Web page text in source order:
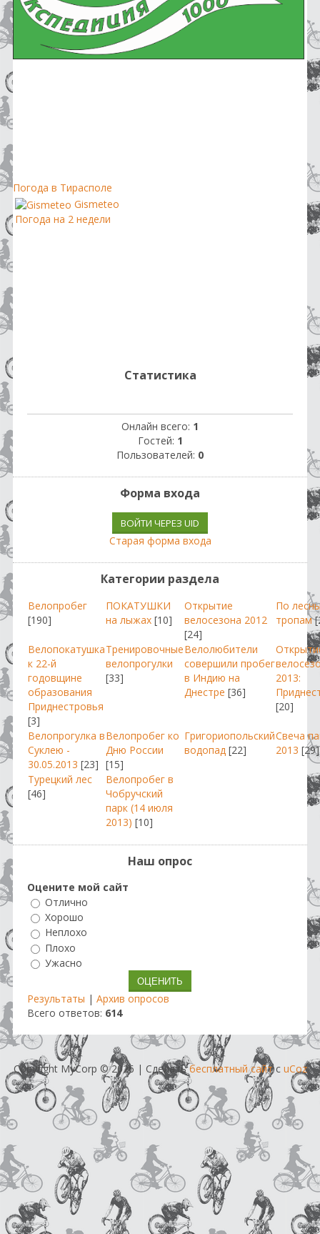
Погода в Тирасполе
Gismeteo
Погода на 2 недели
Статистика
Онлайн всего: 1
Гостей: 1
Пользователей: 0
Форма входа
ВОЙТИ ЧЕРЕЗ UID
Старая форма входа
Категории раздела
Велопробег
[190]
ПОКАТУШКИ
на лыжах [10]
Открытие
велосезона 2012
[24]
По
тропам
Велопокатушка
к 22-й
годовщине
образования
Приднестровья
[3]
Тренировочные
велопрогулки
[33]
Велолюбители
совершили пробег
в Индию на
Днестре [36]
2013:
[20]
Велопрогулка в
Суклею -
30.05.2013 [23]
Велопробег ко
Дню России
[15]
Григориопольский
водопад [22]
Свеча
2013 [29]
Турецкий лес
[46]
Велопробег в
Чобручский
парк (14 июля
2013) [10]
Наш опрос
Оцените мой сайт
Отлично
Хорошо
Неплохо
Плохо
Ужасно
Результаты | Архив опросов
Всего ответов: 614
Copyright MyCorp © 2026 | Сделатьбесплатный сайтс uCoz